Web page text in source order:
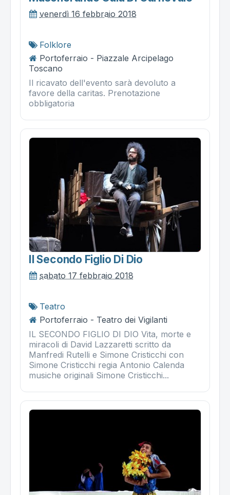
venerdì 16 febbraio 2018
Folklore
Portoferraio - Piazzale Arcipelago
Toscano
Il ricavato dell'evento sarà devoluto a
favore della caritas. Prenotazione
obbligatoria
Il Secondo Figlio Di Dio
sabato 17 febbraio 2018
Teatro
Portoferraio - Teatro dei Vigilanti
IL SECONDO FIGLIO DI DIO Vita, morte e
miracoli di David Lazzaretti scritto da
Manfredi Rutelli e Simone Cristicchi con
Simone Cristicchi regia Antonio Calenda
musiche originali Simone Cristicchi...